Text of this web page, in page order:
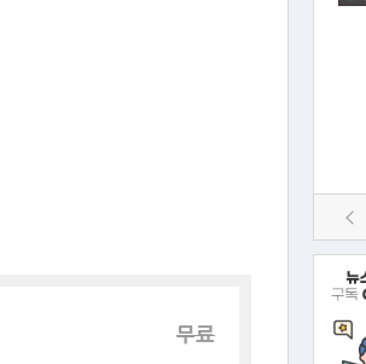
무료